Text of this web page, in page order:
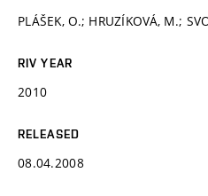
PLÁŠEK, O.; HRUZÍKOVÁ, M.;
RIV YEAR
2010
RELEASED
08.04.2008